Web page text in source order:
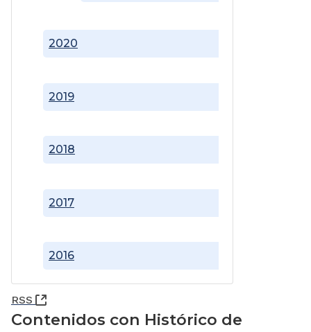
2016
2017
2018
2019
2020
RSS (Abre una nueva ventana)
Contenidos con Histórico de